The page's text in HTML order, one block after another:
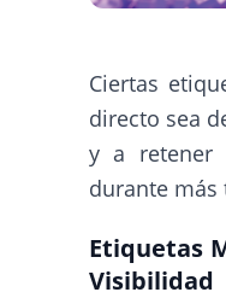
Ciertas
directo sea
y a retener
durante más
Etiquetas
Visibilidad